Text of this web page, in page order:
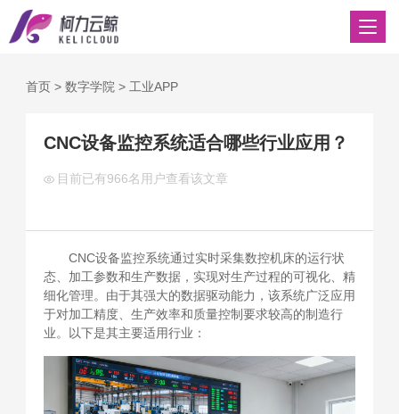
首页> 数字学院 > 工业APP
CNC设备监控系统适合哪些行业应用？
目前已有966名用户查看该文章
CNC设备监控系统通过实时采集数控机床的运行状
态、加工参数和生产数据，实现对生产过程的可视化、精
细化管理。由于其强大的数据驱动能力，该系统广泛应用
于对加工精度、生产效率和质量控制要求较高的制造行
业。以下是其主要适用行业：